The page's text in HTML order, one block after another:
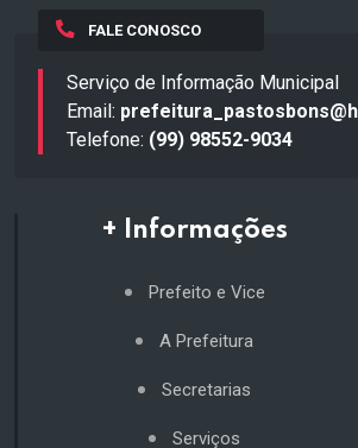
FALE CONOSCO
Serviço de Informação Municipal
Email:
Telefone: (99) 98552-9034
+ Informações
Prefeito e Vice
A Prefeitura
Secretarias
Serviços